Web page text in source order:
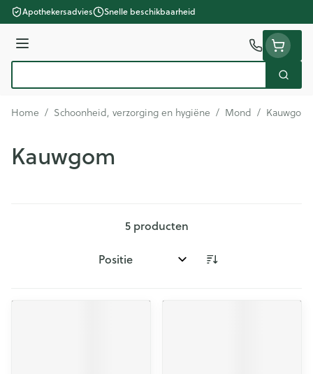
Ga naar de inhoud
Apothekersadvies Snelle beschikbaarheid
Menu
Zoek
Home / Schoonheid, verzorging en hygiëne / Mond / Kauwgom
Kauwgom
5producten
Sorteer op: